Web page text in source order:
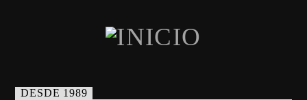
DESDE 1989